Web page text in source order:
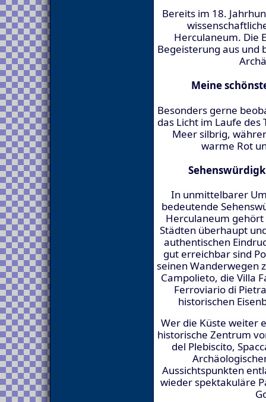
Bereits im 18.
Herculaneum. Die
Begeisterung aus und
Meine
Besonders gerne
das Licht im Laufe
Meer silbrig,
warme Rot
In unmittelbarer
bedeutende
Herculaneum
Städten überhaupt
authentischen
gut erreichbar sind
seinen Wanderwegen
Campolieto, die Villa
Ferroviario di
historischen
Wer die Küste weiter
historische Zentrum
del Plebiscito,
Aussichtspunkten
wieder spektakuläre